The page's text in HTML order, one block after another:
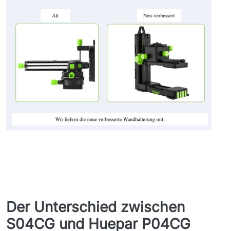
Der Unterschied zwischen
S04CG und Huepar P04CG